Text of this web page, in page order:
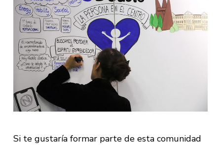
Si te gustaría formar parte de esta comunidad